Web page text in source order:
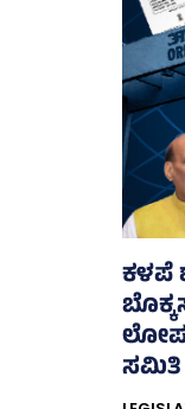
ಕಳಪೆ
ಲೋಪ
ಸಮಿತಿ